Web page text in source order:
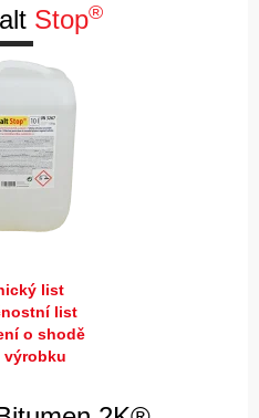
Stop®
list
list
o shodě
výrobku